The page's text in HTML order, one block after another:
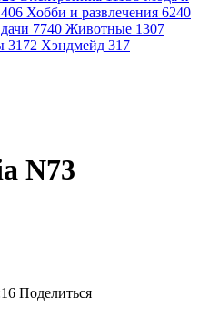
Хобби и развлечения 6240
7740 Животные 1307
3172 Хэндмейд 317
N73
Поделиться